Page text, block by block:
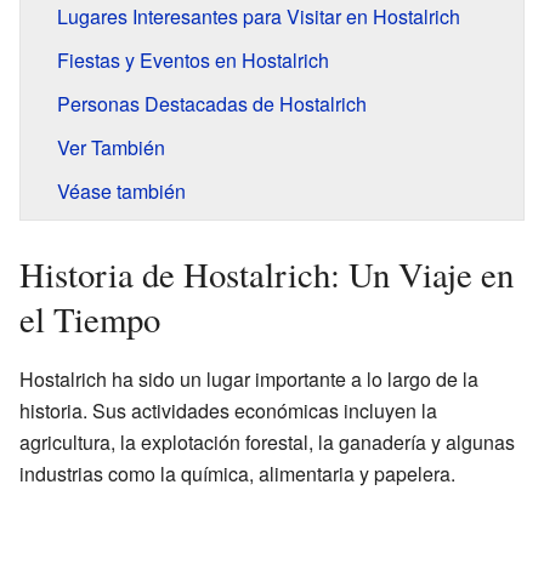
Lugares Interesantes para Visitar en Hostalrich
Fiestas y Eventos en Hostalrich
Personas Destacadas de Hostalrich
Ver También
Véase también
Historia de Hostalrich: Un Viaje en
el Tiempo
Hostalrich ha sido un lugar importante a lo largo de la
historia. Sus actividades económicas incluyen la
agricultura, la explotación forestal, la ganadería y algunas
industrias como la química, alimentaria y papelera.